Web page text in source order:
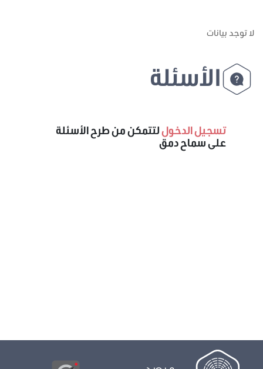
لا توجد بيانات
الأسئلة
تسجيل الدخوللتتمكن من طرح الأسئلة
على سماح دمق